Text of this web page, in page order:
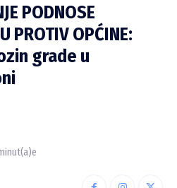
PODNOSE
PROTIV OPĆINE:
grade u